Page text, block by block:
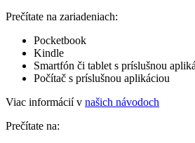
Prečítate na zariadeniach:
Pocketbook
Kindle
Smartfón či tablet s príslušnou
Počítač s príslušnou aplikáciou
Viac informácií v našich návodoch
Prečítate na: